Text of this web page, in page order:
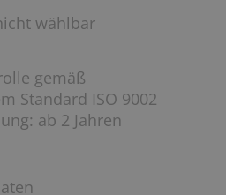
wählbar
gemäß
Standard ISO 9002
ab 2 Jahren